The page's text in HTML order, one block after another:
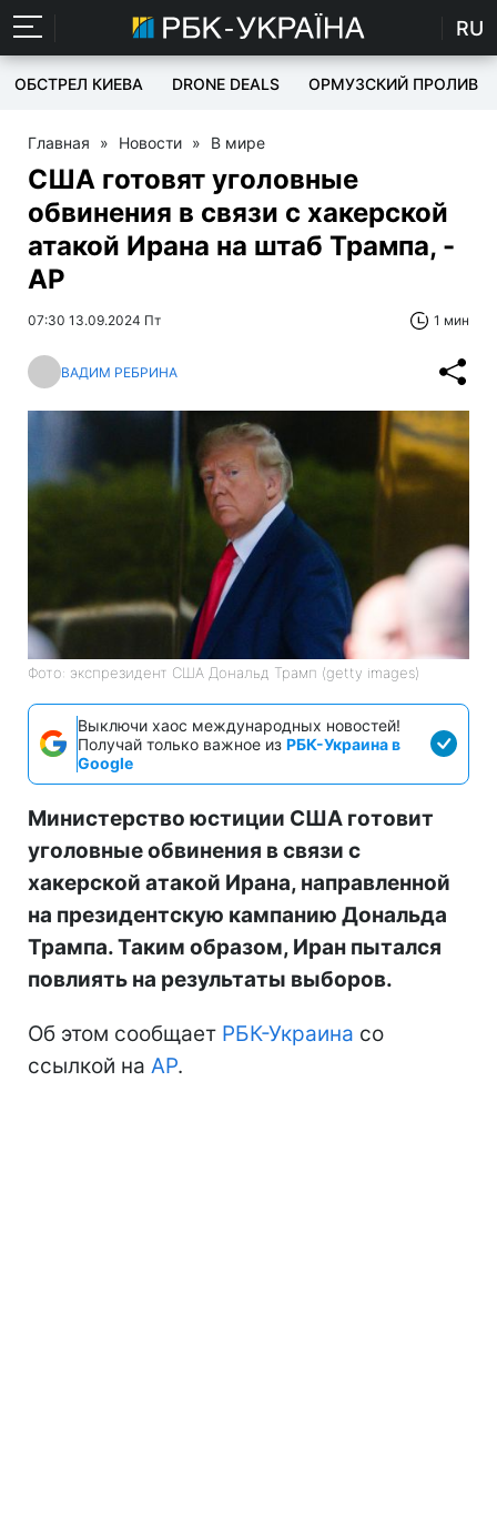
RU
ОБСТРЕЛ КИЕВА DRONE DEALS ОРМУЗСКИЙ ПРОЛИВ
Главная » Новости » В мире
США готовят уголовные
обвинения в связи с хакерской
атакой Ирана на штаб Трампа, -
AP
07:30 13.09.2024 Пт 1 мин
ВАДИМ РЕБРИНА
Фото: экспрезидент США Дональд Трамп (getty images)
Выключи хаос международных новостей!
Получай только важное из РБК-Украина в
Google
Министерство юстиции США готовит
уголовные обвинения в связи с
хакерской атакой Ирана, направленной
на президентскую кампанию Дональда
Трампа. Таким образом, Иран пытался
повлиять на результаты выборов.
Об этом сообщает РБК-Украина со
ссылкой на AP.